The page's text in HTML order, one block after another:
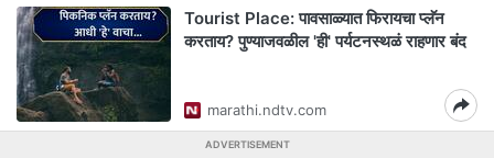
Tourist Place: पावसाळ्यात फिरायचा प्लॅन
करताय? पुण्याजवळील 'ही' पर्यटनस्थळं राहणार बंद
marathi.ndtv.com
ADVERTISEMENT